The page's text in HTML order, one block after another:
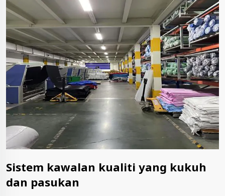
Sistem kawalan kualiti yang kukuh
dan pasukan